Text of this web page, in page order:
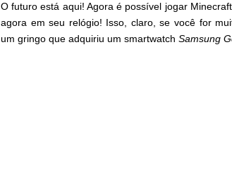
O futuro está aqui! Agora é possível jogar
agora em seu relógio! Isso, claro, se você for
um gringo que adquiriu um smartwatch Samsung